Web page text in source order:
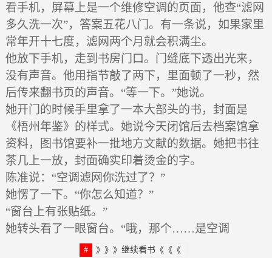
看手机，屏幕上是一个维修空调的页面，他查“滤网
多久洗一次”，答案五花八门。有一条说，如果家里
常年开十七度，滤网两个月就会积满尘。
他放下手机，走到书房门口。门缝底下透出光来，
没有声音。他用指节敲了两下，里面顿了一秒，然
后传来翻书页的声音。“等一下。”她说。
她开门的时候手里拿了一本大部头的书，封面是
《梧州年鉴》的样式。她说今天闭馆后去档案馆拿
资料，图书馆要补一批地方文献的数据。她把书往
茶几上一放，封面确实印着烫金的字。
陈准说：“空调滤网你洗过了？”
她愣了一下。“你怎么知道？”
“窗台上有张贴纸。”
她转头看了一眼窗台。“哦，那个……是空调
》》》继续看书《《《